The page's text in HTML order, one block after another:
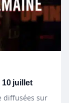
10 juillet
diffusées sur